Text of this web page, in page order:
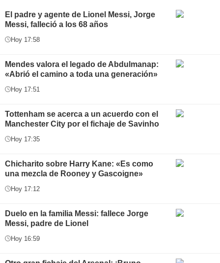
El padre y agente de Lionel Messi, Jorge
Messi, falleció a los 68 años
Hoy 17:58
Mendes valora el legado de Abdulmanap:
«Abrió el camino a toda una generación»
Hoy 17:51
Tottenham se acerca a un acuerdo con el
Manchester City por el fichaje de Savinho
Hoy 17:35
Chicharito sobre Harry Kane: «Es como
una mezcla de Rooney y Gascoigne»
Hoy 17:12
Duelo en la familia Messi: fallece Jorge
Messi, padre de Lionel
Hoy 16:59